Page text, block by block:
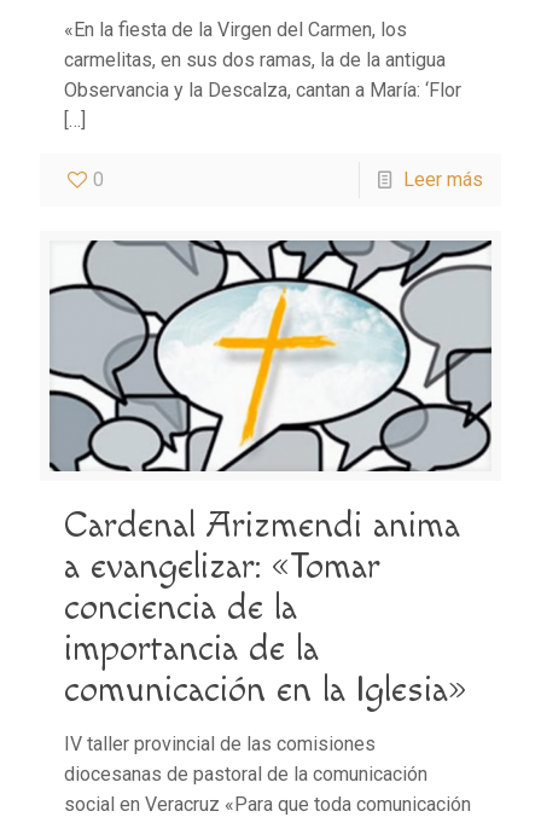
«En la fiesta de la Virgen del Carmen, los
carmelitas, en sus dos ramas, la de la antigua
Observancia y la Descalza, cantan a María: ‘Flor
[…]
0 Leer más
Cardenal Arizmendi anima
a evangelizar: «Tomar
conciencia de la
importancia de la
comunicación en la Iglesia»
IV taller provincial de las comisiones
diocesanas de pastoral de la comunicación
social en Veracruz «Para que toda comunicación